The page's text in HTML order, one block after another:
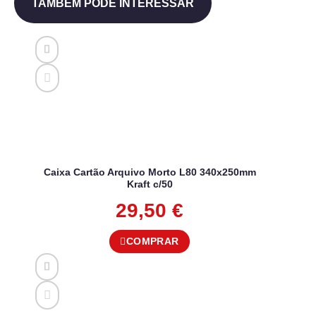
TAMBÉM PODE INTERESSAR
Caixa Cartão Arquivo Morto L80 340x250mm
Kraft c/50
29,50 €
COMPRAR